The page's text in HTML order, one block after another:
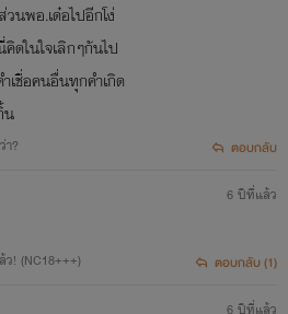
GAME 18+++
Game)................เกมส์ 18+ คลับสำหรับสาวๆ
นพอ.เด๋อไปอีกโง่
ในใจเลิกๆกันไป
เชื่อคนอื่นทุกคำเกิด
น
? ตอบกลับ
พลาดแล้ว! (NC18+++)
6 ปีที่แล้ว
ตอบกลับ (1)
6 ปีที่แล้ว